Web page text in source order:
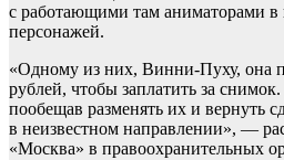
с работающими там аниматорами в
персонажей.
«Одному из них, Винни-Пуху, она
рублей, чтобы заплатить за
пообещав разменять их и вернуть
в неизвестном направлении», —
«Москва» в правоохранительных